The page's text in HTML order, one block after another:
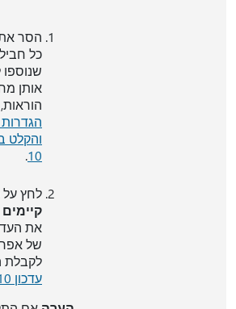
הסר
כל
אותן
10
.
לחץ על
את
לקבלת
עדכון Windows 10